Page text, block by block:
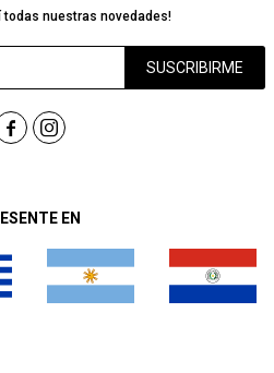
EN
todas nuestras novedades!
SUSCRIBIRME
 